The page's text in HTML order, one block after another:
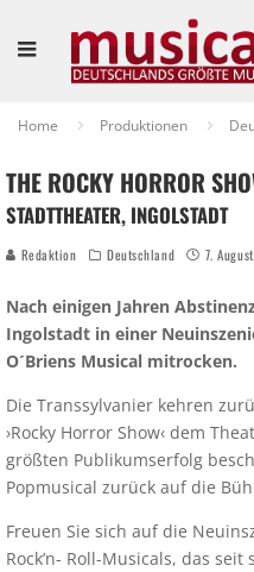
Home Produktionen
THE ROCKY HORROR
STADTTHEATER, INGOLSTADT
Redaktion Deutschland 7.
Nach einigen Jahren
Ingolstadt in einer
O´Briens Musical mitrocken.
Die Transsylvanier kehren
›Rocky Horror Show‹ dem
größten Publikumserfolg
Popmusical zurück auf die
Freuen Sie sich auf die
Rock’n- Roll-Musicals, das